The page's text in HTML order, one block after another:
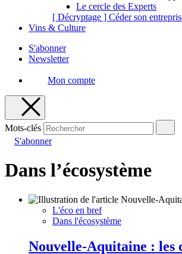
Le cercle des Experts
[ Décryptage ] Céder son
Vins & Culture
S'abonner
Newsletter
Mon compte
Mots-clés
S'abonner
Dans l’écosystème
L'éco en bref
Dans l'écosystème
Nouvelle-Aquitaine : les